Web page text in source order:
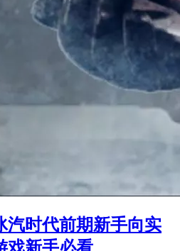
汽时代前期新手向实